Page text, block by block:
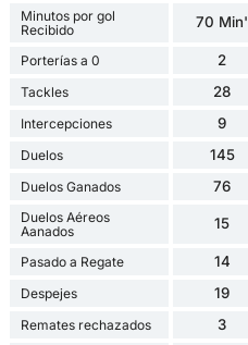
Minutos por gol
Recibido
70 Min'
Porterías a 0 2
Tackles 28
Intercepciones 9
Duelos 145
Duelos Ganados 76
Duelos Aéreos
Aanados
15
Pasado a Regate 14
Despejes 19
Remates rechazados 3